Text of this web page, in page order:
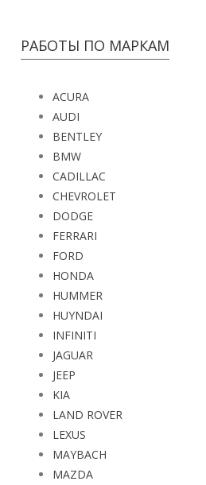
РАБОТЫ ПО МАРКАМ
ACURA
AUDI
BENTLEY
BMW
CADILLAC
CHEVROLET
DODGE
FERRARI
FORD
HONDA
HUMMER
HUYNDAI
INFINITI
JAGUAR
JEEP
KIA
LAND ROVER
LEXUS
MAYBACH
MAZDA